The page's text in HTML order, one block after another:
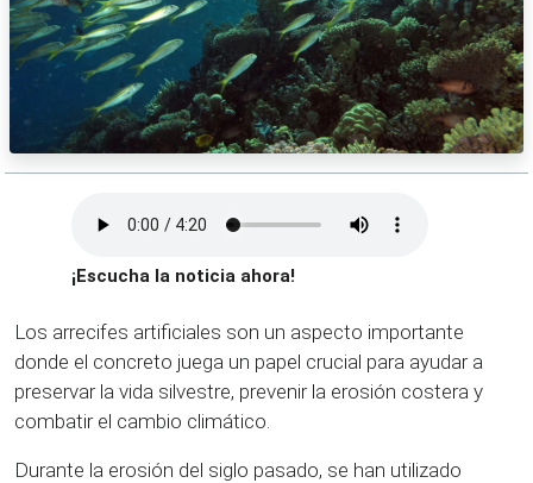
¡Escucha la noticia ahora!
Los arrecifes artificiales son un aspecto importante
donde el concreto juega un papel crucial para ayudar a
preservar la vida silvestre, prevenir la erosión costera y
combatir el cambio climático.
Durante la erosión del siglo pasado, se han utilizado